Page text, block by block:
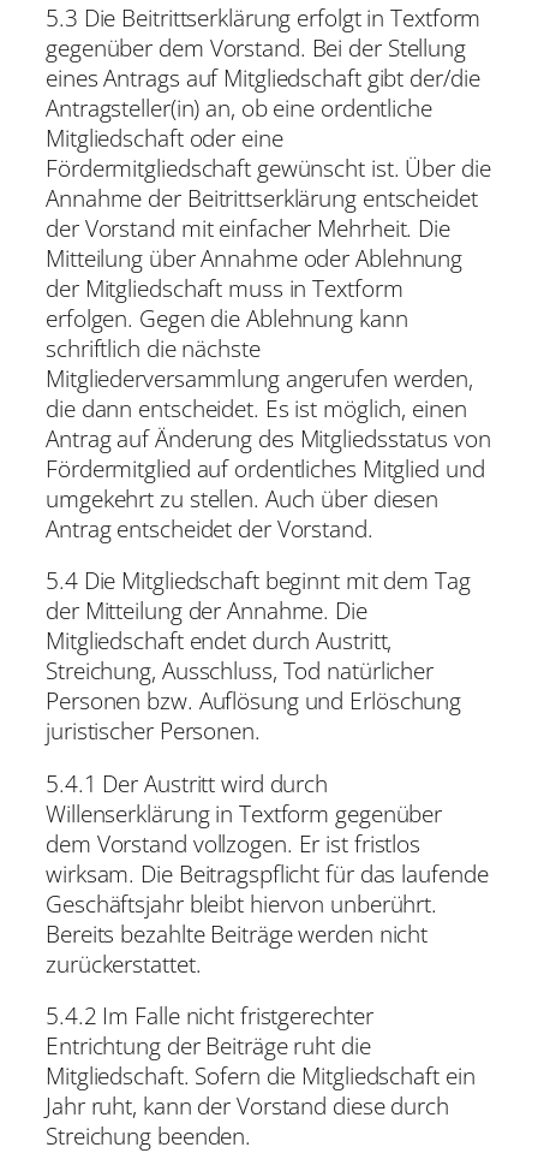
5.3 Die Beitrittserklärung erfolgt in Textform
gegenüber dem Vorstand. Bei der Stellung
eines Antrags auf Mitgliedschaft gibt der/die
Antragsteller(in) an, ob eine ordentliche
Mitgliedschaft oder eine
Fördermitgliedschaft gewünscht ist. Über die
Annahme der Beitrittserklärung entscheidet
der Vorstand mit einfacher Mehrheit. Die
Mitteilung über Annahme oder Ablehnung
der Mitgliedschaft muss in Textform
erfolgen. Gegen die Ablehnung kann
schriftlich die nächste
Mitgliederversammlung angerufen werden,
die dann entscheidet. Es ist möglich, einen
Antrag auf Änderung des Mitgliedsstatus von
Fördermitglied auf ordentliches Mitglied und
umgekehrt zu stellen. Auch über diesen
Antrag entscheidet der Vorstand.
5.4 Die Mitgliedschaft beginnt mit dem Tag
der Mitteilung der Annahme. Die
Mitgliedschaft endet durch Austritt,
Streichung, Ausschluss, Tod natürlicher
Personen bzw. Auflösung und Erlöschung
juristischer Personen.
5.4.1 Der Austritt wird durch
Willenserklärung in Textform gegenüber
dem Vorstand vollzogen. Er ist fristlos
wirksam. Die Beitragspflicht für das laufende
Geschäftsjahr bleibt hiervon unberührt.
Bereits bezahlte Beiträge werden nicht
zurückerstattet.
5.4.2 Im Falle nicht fristgerechter
Entrichtung der Beiträge ruht die
Mitgliedschaft. Sofern die Mitgliedschaft ein
Jahr ruht, kann der Vorstand diese durch
Streichung beenden.